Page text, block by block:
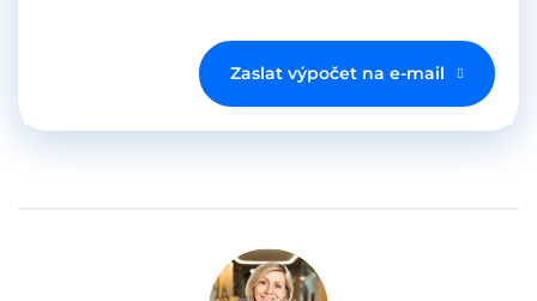
Zaslat výpočet na e-mail